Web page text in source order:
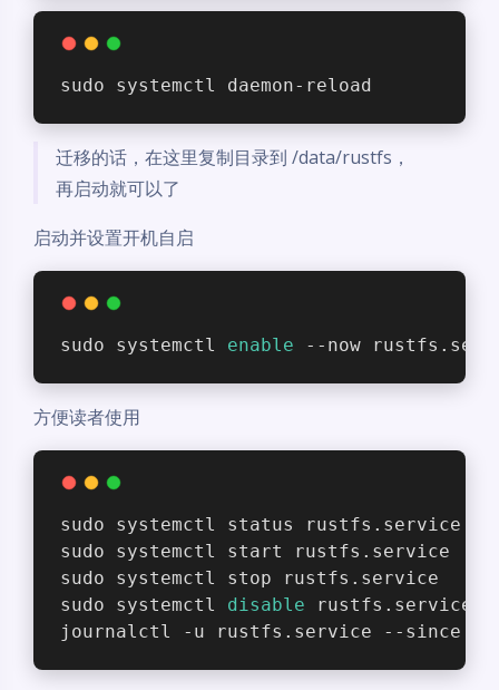
sudo systemctl daemon-reload
迁移的话，在这里复制目录到 /data/rustfs，
再启动就可以了
启动并设置开机自启
sudo systemctl enable --now
方便读者使用
sudo systemctl status rustfs.service
sudo systemctl start rustfs.service
sudo systemctl stop rustfs.service
sudo systemctl disable rustfs.service
journalctl -u rustfs.service --since